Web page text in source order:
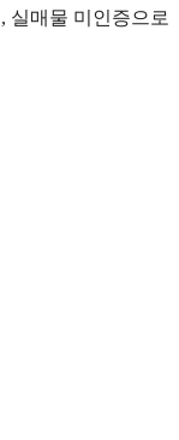
실매물 미인증으로